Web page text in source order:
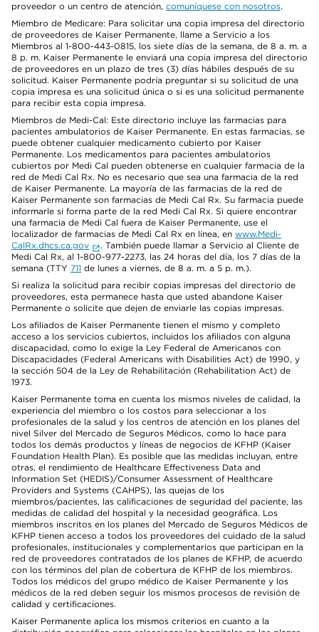
proveedor o un centro de atención, comuníquese con nosotros.
Miembro de Medicare: Para solicitar una copia impresa del directorio
de proveedores de Kaiser Permanente, llame a Servicio a los
Miembros al 1-800-443-0815, los siete días de la semana, de 8 a. m. a
8 p. m. Kaiser Permanente le enviará una copia impresa del directorio
de proveedores en un plazo de tres (3) días hábiles después de su
solicitud. Kaiser Permanente podría preguntar si su solicitud de una
copia impresa es una solicitud única o si es una solicitud permanente
para recibir esta copia impresa.
Miembros de Medi-Cal: Este directorio incluye las farmacias para
pacientes ambulatorios de Kaiser Permanente. En estas farmacias, se
puede obtener cualquier medicamento cubierto por Kaiser
Permanente. Los medicamentos para pacientes ambulatorios
cubiertos por Medi Cal pueden obtenerse en cualquier farmacia de la
red de Medi Cal Rx. No es necesario que sea una farmacia de la red
de Kaiser Permanente. La mayoría de las farmacias de la red de
Kaiser Permanente son farmacias de Medi Cal Rx. Su farmacia puede
informarle si forma parte de la red Medi Cal Rx. Si quiere encontrar
una farmacia de Medi Cal fuera de Kaiser Permanente, use el
localizador de farmacias de Medi Cal Rx en línea, en www.Medi-
CalRx.dhcs.ca.gov
. También puede llamar a Servicio al Cliente de
Medi Cal Rx, al 1-800-977-2273, las 24 horas del día, los 7 días de la
semana (TTY 711 de lunes a viernes, de 8 a. m. a 5 p. m.).
Si realiza la solicitud para recibir copias impresas del directorio de
proveedores, esta permanece hasta que usted abandone Kaiser
Permanente o solicite que dejen de enviarle las copias impresas.
Los afiliados de Kaiser Permanente tienen el mismo y completo
acceso a los servicios cubiertos, incluidos los afiliados con alguna
discapacidad, como lo exige la Ley Federal de Americanos con
Discapacidades (Federal Americans with Disabilities Act) de 1990, y
la sección 504 de la Ley de Rehabilitación (Rehabilitation Act) de
1973.
Kaiser Permanente toma en cuenta los mismos niveles de calidad, la
experiencia del miembro o los costos para seleccionar a los
profesionales de la salud y los centros de atención en los planes del
nivel Silver del Mercado de Seguros Médicos, como lo hace para
todos los demás productos y líneas de negocios de KFHP (Kaiser
Foundation Health Plan). Es posible que las medidas incluyan, entre
otras, el rendimiento de Healthcare Effectiveness Data and
Information Set (HEDIS)/Consumer Assessment of Healthcare
Providers and Systems (CAHPS), las quejas de los
miembros/pacientes, las calificaciones de seguridad del paciente, las
medidas de calidad del hospital y la necesidad geográfica. Los
miembros inscritos en los planes del Mercado de Seguros Médicos de
KFHP tienen acceso a todos los proveedores del cuidado de la salud
profesionales, institucionales y complementarios que participan en la
red de proveedores contratados de los planes de KFHP, de acuerdo
con los términos del plan de cobertura de KFHP de los miembros.
Todos los médicos del grupo médico de Kaiser Permanente y los
médicos de la red deben seguir los mismos procesos de revisión de
calidad y certificaciones.
Kaiser Permanente aplica los mismos criterios en cuanto a la